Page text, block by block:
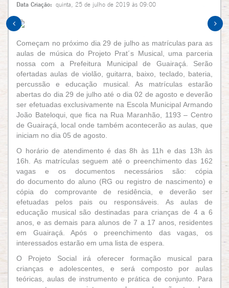
Data Criação: quinta, 25 de julho de 2019 às 09:00
Começam no próximo dia 29 de julho as matrículas para as
aulas de música do Projeto Prat´s Musical, uma parceria
nossa com a Prefeitura Municipal de Guairaçá. Serão
ofertadas aulas de violão, guitarra, baixo, teclado, bateria,
percussão e educação musical. As matrículas estarão
abertas do dia 29 de julho até o dia 02 de agosto e deverão
ser efetuadas exclusivamente na Escola Municipal Armando
João Bateloqui, que fica na Rua Maranhão, 1193 – Centro
de Guairaçá, local onde também acontecerão as aulas, que
iniciam no dia 05 de agosto.
O horário de atendimento é das 8h às 11h e das 13h às
16h. As matrículas seguem até o preenchimento das 162
vagas e os documentos necessários são: cópia
do documento do aluno (RG ou registro de nascimento) e
cópia do comprovante de residência, e deverão ser
efetuadas pelos pais ou responsáveis. As aulas de
educação musical são destinadas para crianças de 4 a 6
anos, e as demais para alunos de 7 a 17 anos, residentes
em Guairaçá. Após o preenchimento das vagas, os
interessados estarão em uma lista de espera.
O Projeto Social irá oferecer formação musical para
crianças e adolescentes, e será composto por aulas
teóricas, aulas de instrumento e prática de conjunto. Para